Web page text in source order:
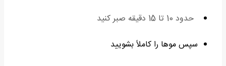
حدود 10 تا 15 دقیقه صبر کنید
سپس موها را کاملاً بشویید